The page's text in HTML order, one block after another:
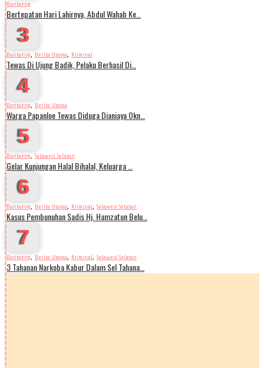
Bantaeng
Bertepatan Hari Lahirnya, Abdul Wahab Ke…
3
Bantaeng, Berita Utama, Kriminal
Tewas Di Ujung Badik, Pelaku Berhasil Di…
4
Bantaeng, Berita Utama
Warga Papanloe Tewas Diduga Dianiaya Okn…
5
Bantaeng, Sulawesi Selatan
Gelar Kunjungan Halal Bihalal, Keluarga …
6
Bantaeng, Berita Utama, Kriminal, Sulawesi Selatan
Kasus Pembunuhan Sadis Hj. Hamzatun Belu…
7
Bantaeng, Berita Utama, Kriminal, Sulawesi Selatan
3 Tahanan Narkoba Kabur Dalam Sel Tahana…